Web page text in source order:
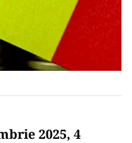
2025, 4